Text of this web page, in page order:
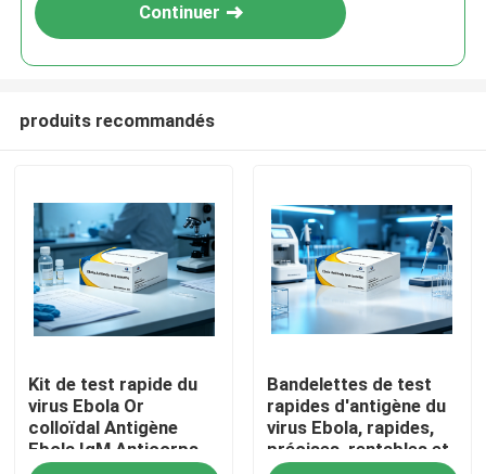
Continuer
produits recommandés
Kit de test rapide du
virus Ebola Or
colloïdal Antigène
Ebola IgM Anticorps
Bandelettes de test
rapides d'antigène du
virus Ebola, rapides,
précises, rentables et